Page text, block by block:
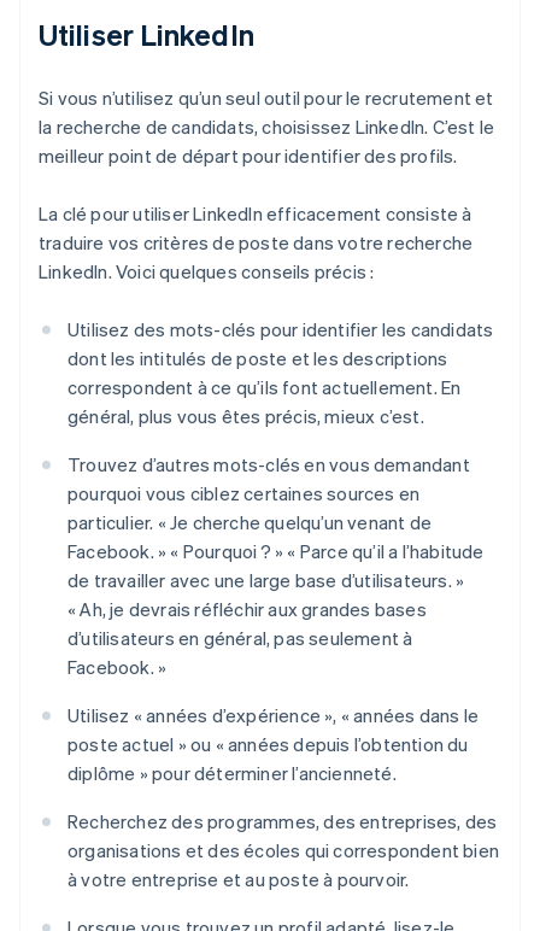
Utiliser LinkedIn
Si vous n’utilisez qu’un seul outil pour le recrutement et
la recherche de candidats, choisissez LinkedIn. C’est le
meilleur point de départ pour identifier des profils.
La clé pour utiliser LinkedIn efficacement consiste à
traduire vos critères de poste dans votre recherche
LinkedIn. Voici quelques conseils précis :
Utilisez des mots-clés pour identifier les candidats
dont les intitulés de poste et les descriptions
correspondent à ce qu’ils font actuellement. En
général, plus vous êtes précis, mieux c’est.
Trouvez d’autres mots-clés en vous demandant
pourquoi vous ciblez certaines sources en
particulier. « Je cherche quelqu’un venant de
Facebook. » « Pourquoi ? » « Parce qu’il a l’habitude
de travailler avec une large base d’utilisateurs. »
« Ah, je devrais réfléchir aux grandes bases
d’utilisateurs en général, pas seulement à
Facebook. »
Utilisez « années d’expérience », « années dans le
poste actuel » ou « années depuis l’obtention du
diplôme » pour déterminer l’ancienneté.
Recherchez des programmes, des entreprises, des
organisations et des écoles qui correspondent bien
à votre entreprise et au poste à pourvoir.